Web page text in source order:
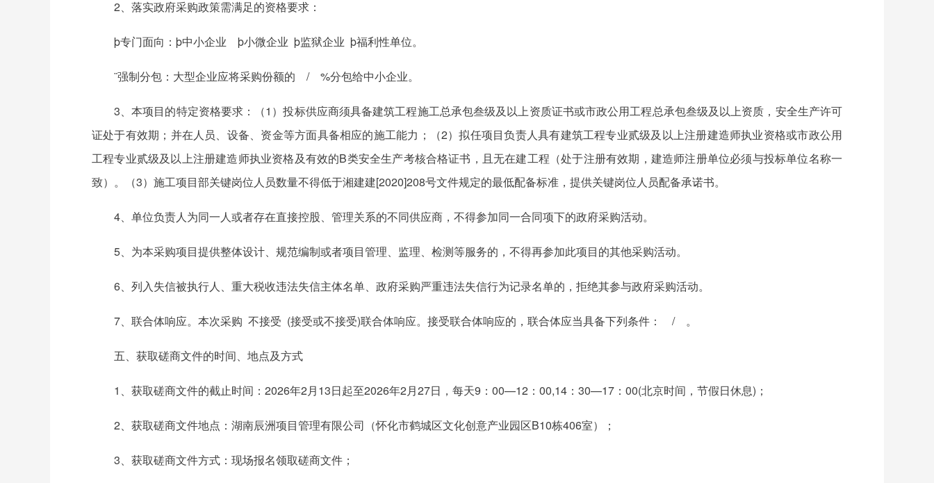
2、落实政府采购政策需满足的资格要求：
þ专门面向：þ中小企业 þ小微企业 þ监狱企业 þ福利性单位。
¨强制分包：大型企业应将采购份额的 / %分包给中小企业。
3、本项目的特定资格要求：（1）投标供应商须具备建筑工程施工总承包叁级及以上资质证书或市政公用工程总承包叁级及以上资质，安全生产许可
证处于有效期；并在人员、设备、资金等方面具备相应的施工能力；（2）拟任项目负责人具有建筑工程专业贰级及以上注册建造师执业资格或市政公用
工程专业贰级及以上注册建造师执业资格及有效的B类安全生产考核合格证书，且无在建工程（处于注册有效期，建造师注册单位必须与投标单位名称一
致）。（3）施工项目部关键岗位人员数量不得低于湘建建[2020]208号文件规定的最低配备标准，提供关键岗位人员配备承诺书。
4、单位负责人为同一人或者存在直接控股、管理关系的不同供应商，不得参加同一合同项下的政府采购活动。
5、为本采购项目提供整体设计、规范编制或者项目管理、监理、检测等服务的，不得再参加此项目的其他采购活动。
6、列入失信被执行人、重大税收违法失信主体名单、政府采购严重违法失信行为记录名单的，拒绝其参与政府采购活动。
7、联合体响应。本次采购 不接受 (接受或不接受)联合体响应。接受联合体响应的，联合体应当具备下列条件： / 。
五、获取磋商文件的时间、地点及方式
1、获取磋商文件的截止时间：2026年2月13日起至2026年2月27日，每天9：00—12：00,14：30—17：00(北京时间，节假日休息)；
2、获取磋商文件地点：湖南辰洲项目管理有限公司（怀化市鹤城区文化创意产业园区B10栋406室）；
3、获取磋商文件方式：现场报名领取磋商文件；